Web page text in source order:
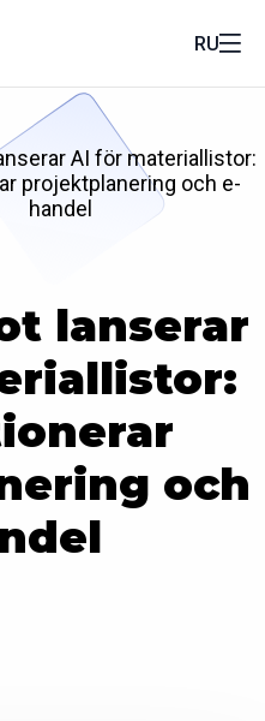
RU
AI för materiallistor:
projektplanering och e-
handel
lanserar
och